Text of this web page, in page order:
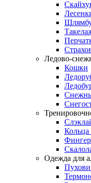
Ледово-
Кошки
Одежда для